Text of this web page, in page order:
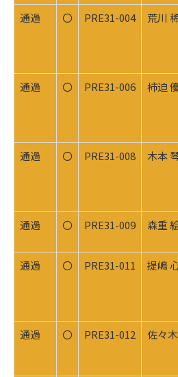
通過
〇 PRE31-004 荒川
通過
〇 PRE31-006 柿迫
通過
〇 PRE31-008 木本
通過
〇 PRE31-009 森重
通過
〇 PRE31-011 提嶋
通過
〇 PRE31-012 佐々